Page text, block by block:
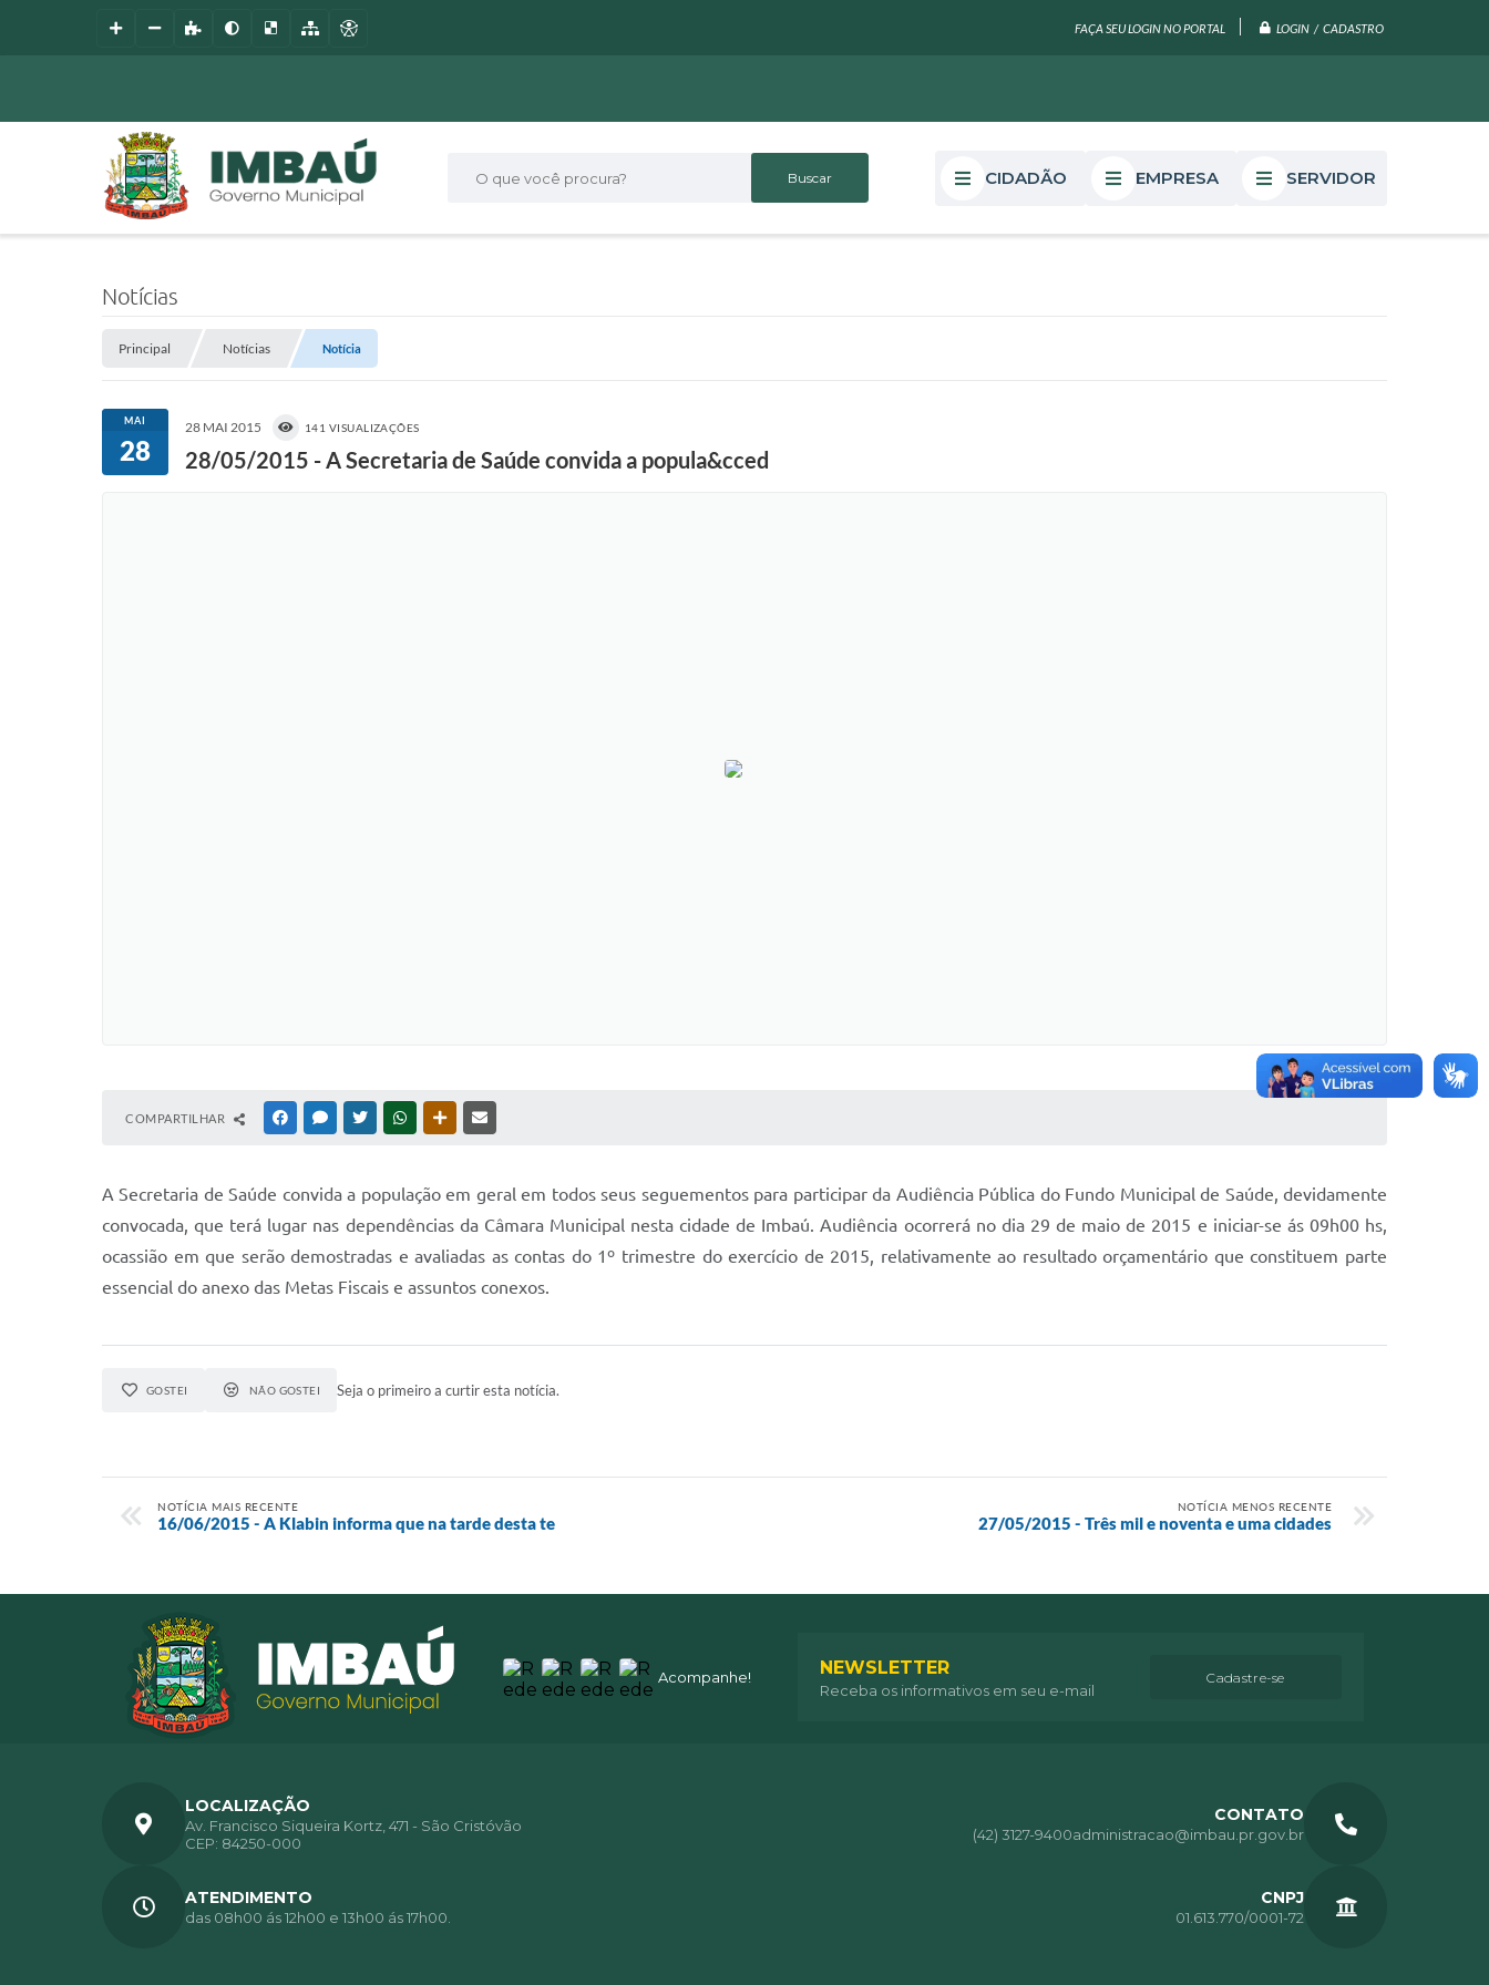
FAÇA SEU LOGIN NO PORTAL LOGIN / CADASTRO
O que você procura? CIDADÃO EMPRESA SERVIDOR
Notícias
Principal Notícias Notícia
MAI
28
28 MAI 2015 141 VISUALIZAÇÕES
28/05/2015 - A Secretaria de Saúde convida a popula&cced
COMPARTILHAR FACEBOOKMESSENGER
TWITTERWHATSAPPOUTRAS MÍDIAS
A Secretaria de Saúde convida a população em geral em todos seus seguementos para participar da Audiência Pública do Fundo Municipal de Saúde, devidamente
convocada, que terá lugar nas dependências da Câmara Municipal nesta cidade de Imbaú. Audiência ocorrerá no dia 29 de maio de 2015 e iniciar-se ás 09h00 hs,
ocassião em que serão demostradas e avaliadas as contas do 1º trimestre do exercício de 2015, relativamente ao resultado orçamentário que constituem parte
essencial do anexo das Metas Fiscais e assuntos conexos.
GOSTEI NÃO GOSTEI Seja o primeiro a curtir esta notícia.
NOTÍCIA MAIS RECENTE
16/06/2015 - A Klabin informa que na tarde desta te
NOTÍCIA MENOS RECENTE
27/05/2015 - Três mil e noventa e uma cidades
Acompanhe! NEWSLETTER
Receba os informativos em seu e-mail
Cadastre-se
LOCALIZAÇÃO
Av. Francisco Siqueira Kortz, 471 - São Cristóvão
CEP: 84250-000
CONTATO
(42) 3127-9400administracao@imbau.pr.gov.br
ATENDIMENTO
das 08h00 ás 12h00 e 13h00 ás 17h00.
CNPJ
01.613.770/0001-72